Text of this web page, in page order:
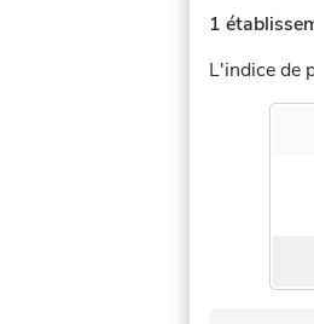
1
L'indice de